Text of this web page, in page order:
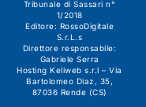
Tribunale di Sassari n°
1/2018
Editore: RossoDigitale
S.r.L.s
Direttore responsabile:
Gabriele Serra
Hosting Keliweb s.r.l – Via
Bartolomeo Diaz, 35,
87036 Rende (CS)